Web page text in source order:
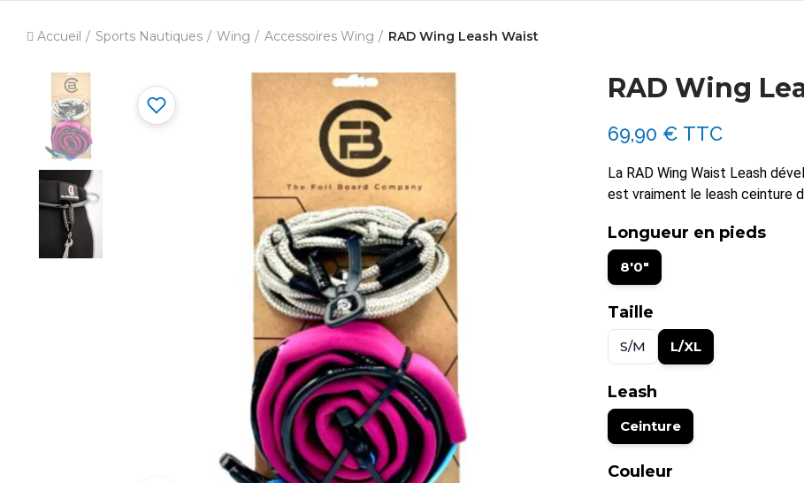
Accueil Sports Nautiques Wing Accessoires Wing RAD Wing Leash Waist
RAD Wing
69,90 € TTC
La RAD Wing Waist Leash
est vraiment le leash ceinture
Longueur en pieds
8'0"
Taille
S/M L/XL
Leash
Ceinture
Couleur